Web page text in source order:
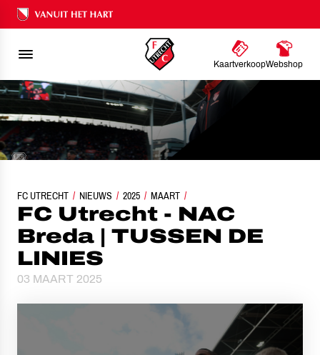
Ons nalatenschap
KaartverkoopWebshop
FC UTRECHT NIEUWS 2025 MAART
FC UTRECHT - NAC BREDA | TUSSEN DE LINIES
FC Utrecht - NAC
Breda | TUSSEN DE
LINIES
03 MAART 2025